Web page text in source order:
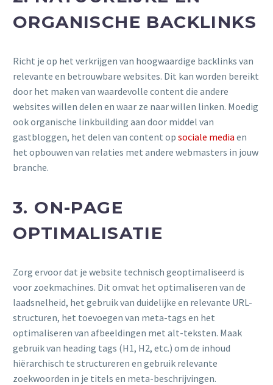
ORGANISCHE BACKLINKS
Richt je op het verkrijgen van hoogwaardige backlinks van
relevante en betrouwbare websites. Dit kan worden bereikt
door het maken van waardevolle content die andere
websites willen delen en waar ze naar willen linken. Moedig
ook organische linkbuilding aan door middel van
gastbloggen, het delen van content op sociale media en
het opbouwen van relaties met andere webmasters in jouw
branche.
3. ON-PAGE
OPTIMALISATIE
Zorg ervoor dat je website technisch geoptimaliseerd is
voor zoekmachines. Dit omvat het optimaliseren van de
laadsnelheid, het gebruik van duidelijke en relevante URL-
structuren, het toevoegen van meta-tags en het
optimaliseren van afbeeldingen met alt-teksten. Maak
gebruik van heading tags (H1, H2, etc.) om de inhoud
hiërarchisch te structureren en gebruik relevante
zoekwoorden in je titels en meta-beschrijvingen.